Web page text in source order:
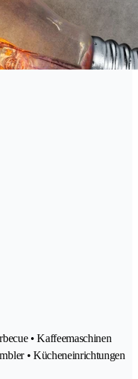
• Kaffeemaschinen
• Kücheneinrichtungen